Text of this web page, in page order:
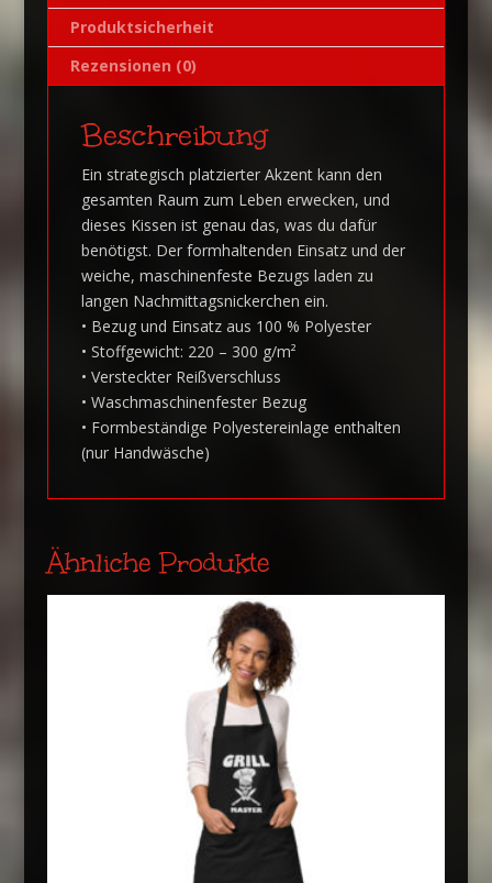
Produktsicherheit
Rezensionen (0)
Beschreibung
Ein strategisch platzierter Akzent kann den
gesamten Raum zum Leben erwecken, und
dieses Kissen ist genau das, was du dafür
benötigst. Der formhaltenden Einsatz und der
weiche, maschinenfeste Bezugs laden zu
langen Nachmittagsnickerchen ein.
• Bezug und Einsatz aus 100 % Polyester
• Stoffgewicht: 220 – 300 g/m²
• Versteckter Reißverschluss
• Waschmaschinenfester Bezug
• Formbeständige Polyestereinlage enthalten
(nur Handwäsche)
Ähnliche Produkte